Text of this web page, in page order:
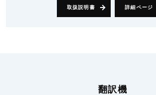
取扱説明書 詳細ページ
翻訳機